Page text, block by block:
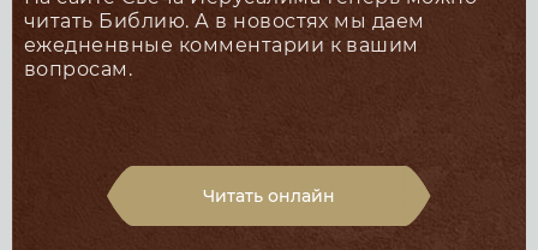
читать Библию. А в новостях мы даем
ежедненвные комментарии к вашим
вопросам.
Читать онлайн